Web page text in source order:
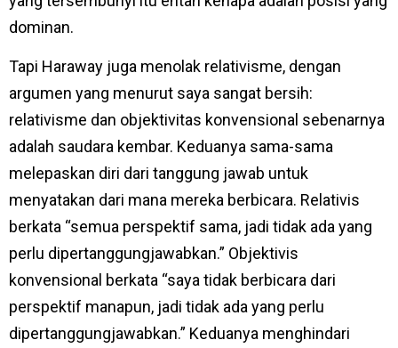
dominan.
Tapi Haraway juga menolak relativisme, dengan
argumen yang menurut saya sangat bersih:
relativisme dan objektivitas konvensional sebenarnya
adalah saudara kembar. Keduanya sama-sama
melepaskan diri dari tanggung jawab untuk
menyatakan dari mana mereka berbicara. Relativis
berkata “semua perspektif sama, jadi tidak ada yang
perlu dipertanggungjawabkan.” Objektivis
konvensional berkata “saya tidak berbicara dari
perspektif manapun, jadi tidak ada yang perlu
dipertanggungjawabkan.” Keduanya menghindari